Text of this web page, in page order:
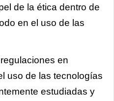
de la ética dentro de
en el uso de las
en
uso de las tecnologías
estudiadas y